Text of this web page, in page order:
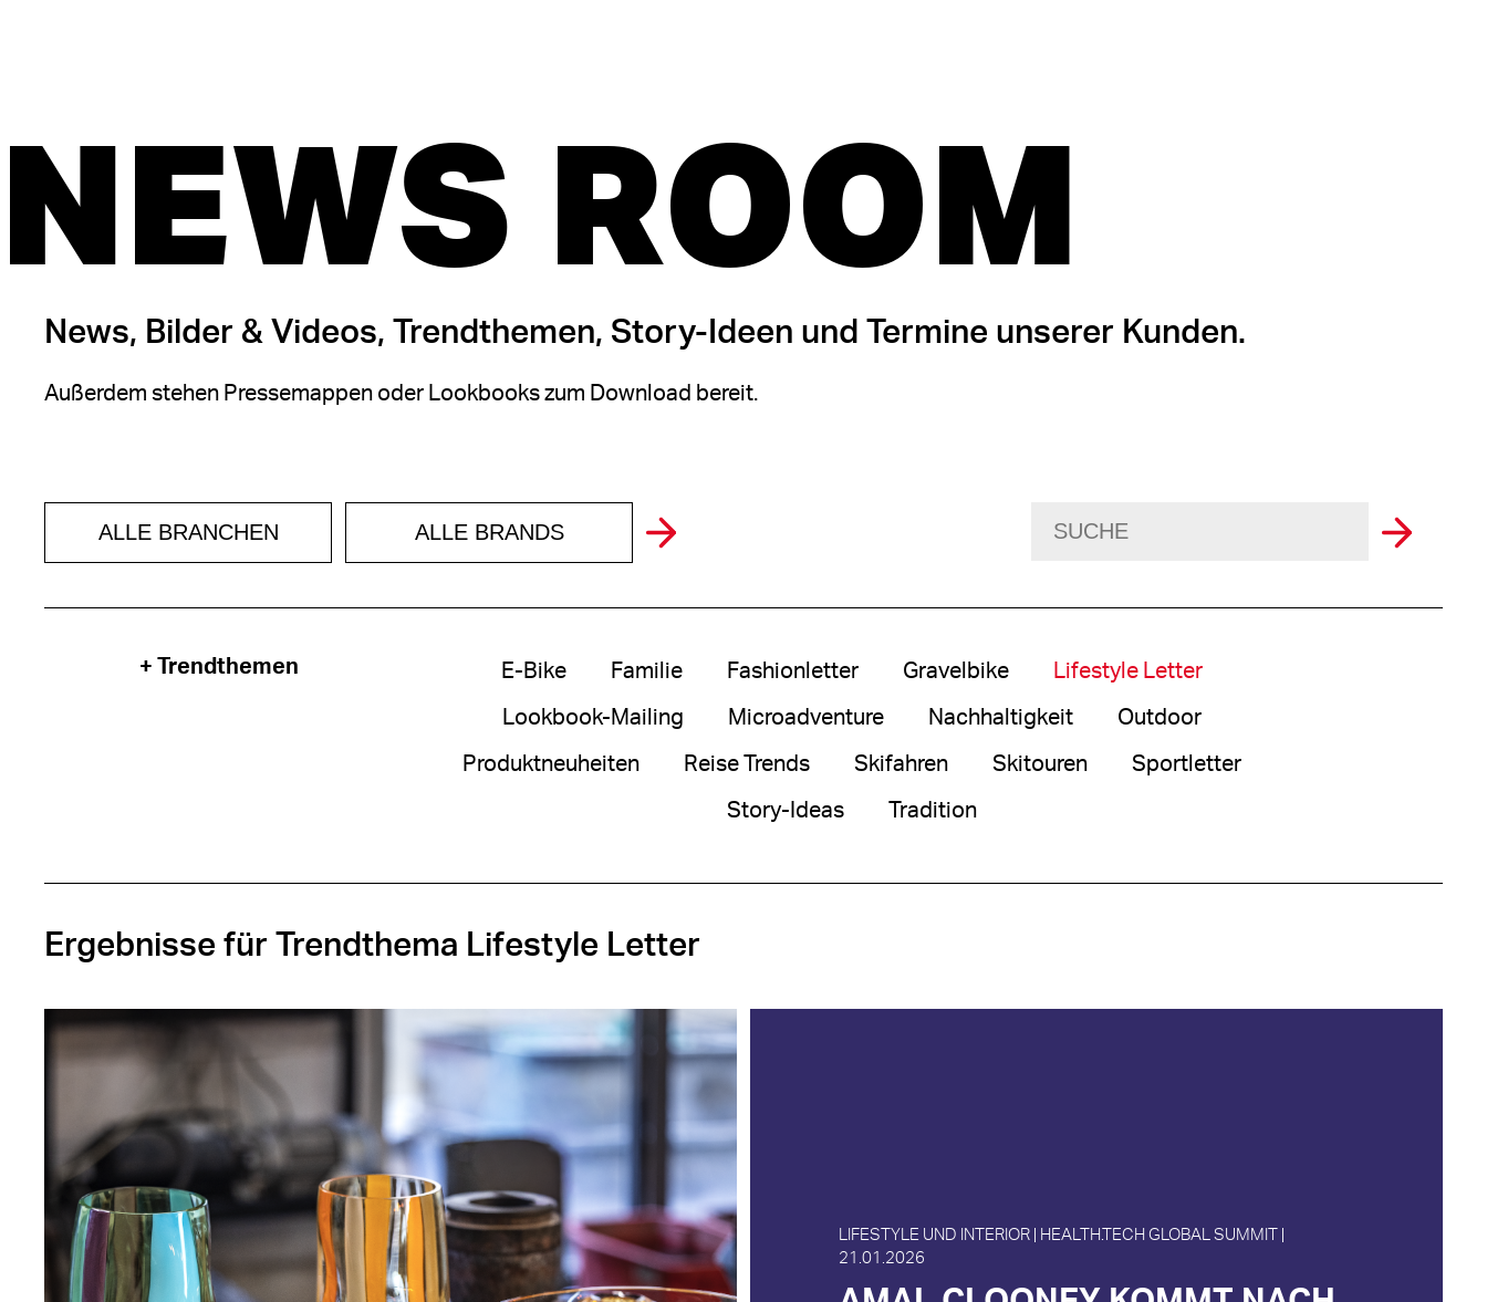
NEWS ROOM
News, Bilder & Videos, Trendthemen, Story-Ideen und Termine unserer Kunden.
Außerdem stehen Pressemappen oder Lookbooks zum Download bereit.
ALLE BRANCHEN ALLE BRANDS
+ Trendthemen E-Bike Familie Fashionletter Gravelbike Lifestyle Letter
Lookbook-Mailing Microadventure Nachhaltigkeit Outdoor
Produktneuheiten Reise Trends Skifahren Skitouren Sportletter
Story-Ideas Tradition
Ergebnisse für Trendthema Lifestyle Letter
LIFESTYLE UND INTERIOR | HEALTH.TECH GLOBAL SUMMIT |
21.01.2026